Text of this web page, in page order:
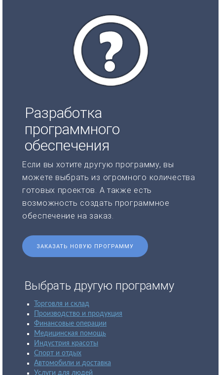
Разработка
программного
обеспечения
Если вы хотите другую программу, вы
можете выбрать из огромного количества
готовых проектов. А также есть
возможность создать программное
обеспечение на заказ.
ЗАКАЗАТЬ НОВУЮ ПРОГРАММУ
Выбрать другую программу
Торговля и склад
Производство и продукция
Финансовые операции
Медицинская помощь
Индустрия красоты
Спорт и отдых
Автомобили и доставка
Услуги для людей